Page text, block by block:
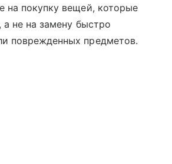
на покупку вещей, которые
а не на замену быстро
поврежденных предметов.